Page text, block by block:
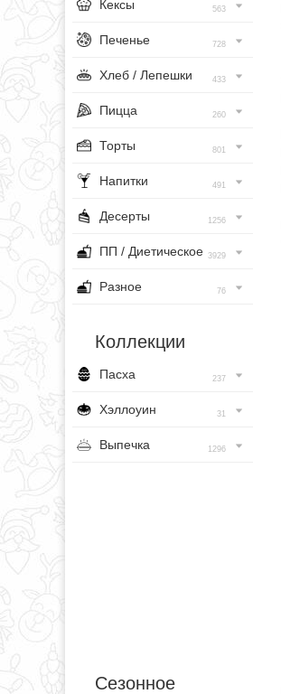
Кексы 563
Печенье 728
Хлеб / Лепешки 433
Пицца 260
Торты 801
Напитки 491
Десерты 1256
ПП / Диетическое 3929
Разное 76
Коллекции
Пасха 237
Хэллоуин 31
Выпечка 1296
Сезонное